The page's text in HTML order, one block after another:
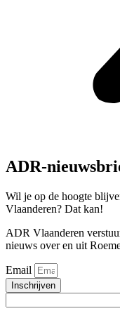
ADR-
Wil je op de hoogte
Vlaanderen? Dat kan!
ADR Vlaanderen
nieuws over en uit
Email
Inschrijven